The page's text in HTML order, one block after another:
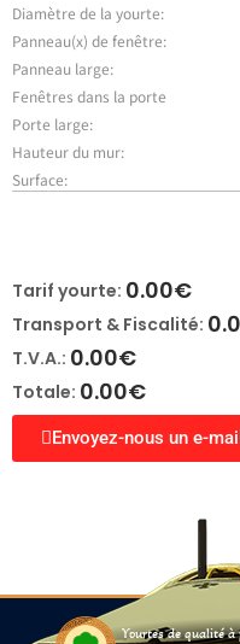
Diamètre de la yourte:
Panneau(x) de fenêtre:
Panneau large:
Fenêtres dans la porte
Porte large:
Hauteur du mur:
Surface:
Tarif yourte: 0.00€
Transport & Fiscalité:
T.V.A.: 0.00€
Totale: 0.00€
Envoyez-nous un e-mail
Yourtes de qualité